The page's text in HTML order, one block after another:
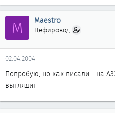
M Maestro
Цефировод
02.04.2004
Попробую, но как писали - на
выглядит